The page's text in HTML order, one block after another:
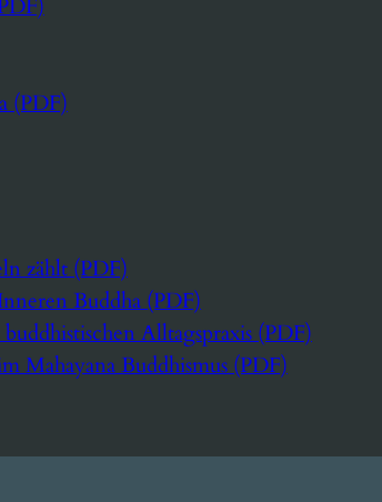
(PDF)
zählt (PDF)
Buddha (PDF)
Alltagspraxis (PDF)
Mahayana Buddhismus (PDF)